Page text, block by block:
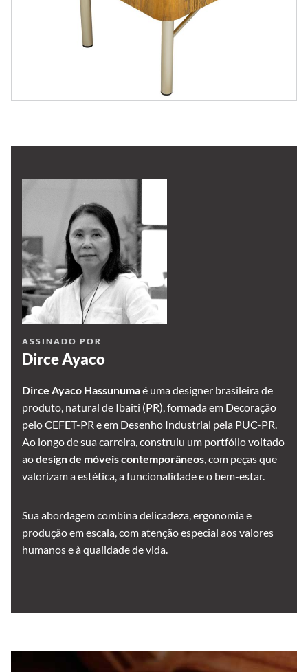
ASSINADO POR
Dirce Ayaco
Dirce Ayaco Hassunumaé uma designer brasileira de
produto, natural de Ibaiti (PR), formada em Decoração
pelo CEFET-PR e em Desenho Industrial pela PUC-PR.
Ao longo de sua carreira, construiu um portfólio voltado
aodesign de móveis contemporâneos, com peças que
valorizam a estética, a funcionalidade e o bem-estar.
Sua abordagem combina delicadeza, ergonomia e
produção em escala, com atenção especial aos valores
humanos e à qualidade de vida.